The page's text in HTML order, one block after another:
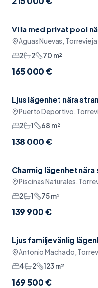
Pool
Villa med privat pool
Aguas Nuevas, Torrevieja
2
2 70 m²
165 000 €
Möblerat
Ljus lägenhet nära
Puerto Deportivo,
2
1 68 m²
138 000 €
Möblerat
Charmig lägenhet
Piscinas Naturales,
2
1 75m²
139 900 €
Reserverad
Ljus familjevänlig
Antonio Machado,
4
2 123m²
169 500 €